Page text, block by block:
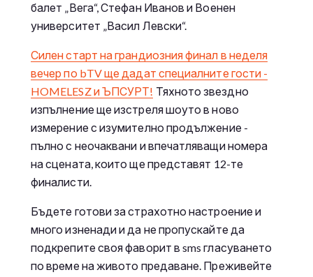
балет „Вега“, Стефан Иванов и Военен
университет „Васил Левски“.
Силен старт на грандиозния финал в неделя
вечер по bTV ще дадат специалните гости -
HOMELESZ и ЪПСУРТ! Тяхното звездно
изпълнение ще изстреля шоуто в ново
измерение с изумително продължение -
пълно с неочаквани и впечатляващи номера
на сцената, които ще представят 12-те
финалисти.
Бъдете готови за страхотно настроение и
много изненади и да не пропускайте да
подкрепите своя фаворит в sms гласуването
по време на живото предаване. Преживейте